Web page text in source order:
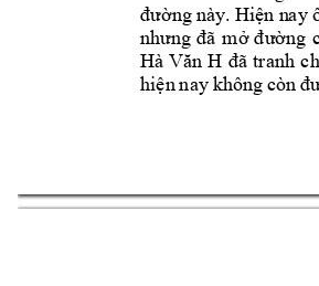
đườngnày. Hiện nay
nhưng đã mở đường
Hà Văn H đã tranh
hiện nay không còn